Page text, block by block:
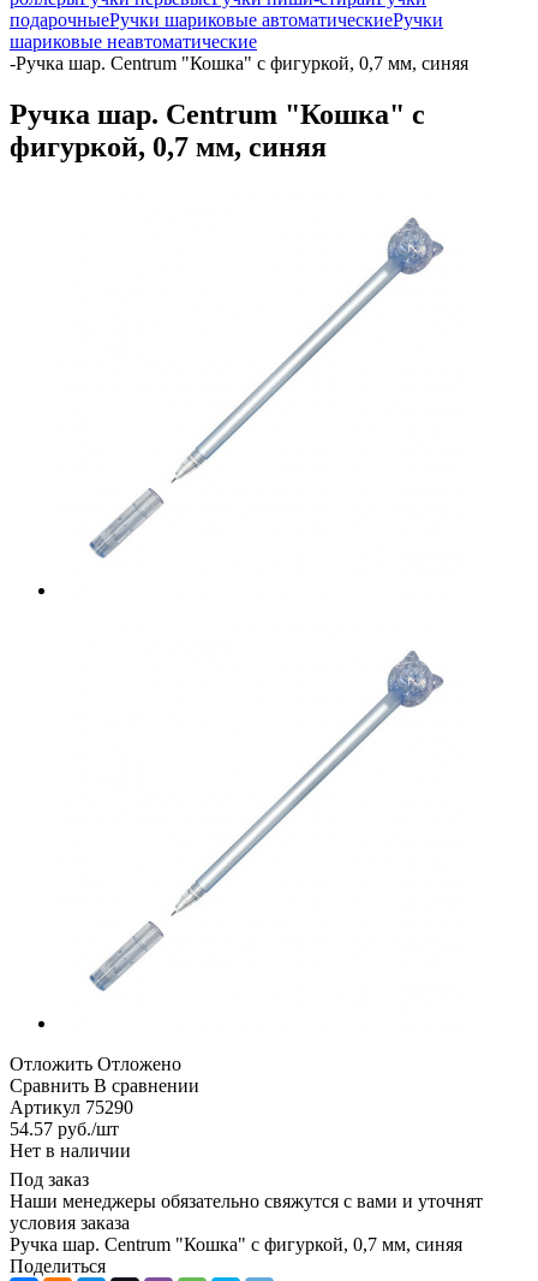
подарочныеРучки шариковые автоматическиеРучки
шариковые неавтоматические
-Ручка шар. Centrum "Кошка" с фигуркой, 0,7 мм, синяя
Ручка шар. Centrum "Кошка" с
фигуркой, 0,7 мм, синяя
Отложить Отложено
Сравнить В сравнении
Артикул 75290
54.57 руб./шт
Нет в наличии
Под заказ
Наши менеджеры обязательно свяжутся с вами и уточнят
условия заказа
Ручка шар. Centrum "Кошка" с фигуркой, 0,7 мм, синяя
Поделиться